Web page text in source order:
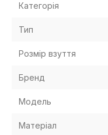
Категорія
Тип
Розмір взуття
Бренд
Модель
Матеріал